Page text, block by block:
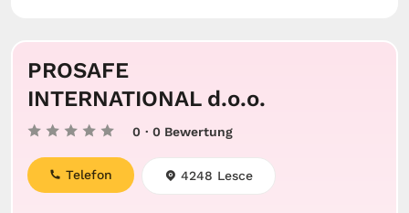
PROSAFE
INTERNATIONAL d.o.o.
0 · 0 Bewertung
Telefon 4248 Lesce